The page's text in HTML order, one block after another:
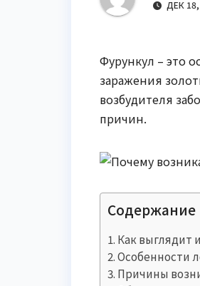
ДЕК
Фурункул – это
заражения
возбудителя
причин.
Содержание
Как выглядит
Особенности
Причины